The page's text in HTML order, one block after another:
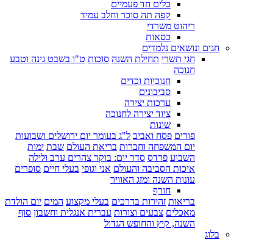
כלים חד פעמיים
קפה תה סוכר וחלב עמיד
ריהוט משרדי
כסאות
חגים ונושאים נלמדים
חגי תשרי תחילת השנה סוכות ט"ו בשבט גינה וטבע
חנוכה
חנוכיות וכדים
סביבונים
ערכות יצירה
ציוד יצירה לחנוכה
שונות
פורים פסח ואביב ל"ג בעומר יום ירושלים ושבועות
יום המשפחה וחברות בריאת העולם שבת ימות
השבוע פרדס סדר יום: בוקר צהרים ערב ולילה
איכות הסביבה והעולם אני וגופי בעלי חיים סופרים
עונות השנה ומזג האוויר
חורף
בריאות זהירות בדרכים בעלי מקצוע המים יום הולדת
מאכלים צבעים וצורות עברית אנגלית וחשבון סוף
השנה, קיץ והחופש הגדול
בלוג